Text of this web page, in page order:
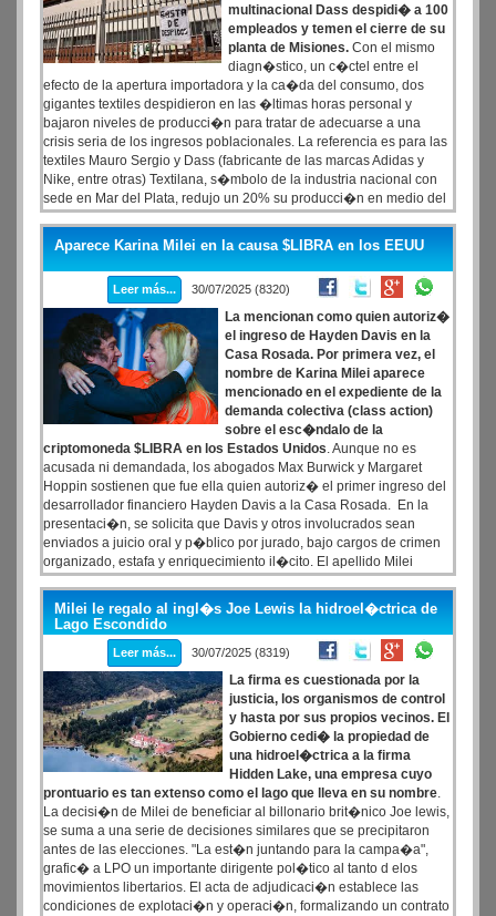
multinacional Dass despidi� a 100
empleados y temen el cierre de su
planta de Misiones. Con el mismo
diagn�stico, un c�ctel entre el
efecto de la apertura importadora y la ca�da del consumo, dos
gigantes textiles despidieron en las �ltimas horas personal y
bajaron niveles de producci�n para tratar de adecuarse a una
crisis seria de los ingresos poblacionales. La referencia es para las
textiles Mauro Sergio y Dass (fabricante de las marcas Adidas y
Nike, entre otras) Textilana, s�mbolo de la industria nacional con
sede en Mar del Plata, redujo un 20% su producci�n en medio del
derrumbe del consumo, despidos masivos y la avanzada de las
importaciones. Ya cerraron 68 pymes textiles en lo que va del a�o.
La emblem�tica marca Mauro Sergio, s�mbolo de la producci�n
textil nacional, enfrenta una de sus peores crisis.
Aparece Karina Milei en la causa $LIBRA en los EEUU
Leer más... 30/07/2025 (8320)
La mencionan como quien autoriz�
el ingreso de Hayden Davis en la
Casa Rosada. Por primera vez, el
nombre de Karina Milei aparece
mencionado en el expediente de la
demanda colectiva (class action)
sobre el esc�ndalo de la
criptomoneda $LIBRA en los Estados Unidos. Aunque no es
acusada ni demandada, los abogados Max Burwick y Margaret
Hoppin sostienen que fue ella quien autoriz� el primer ingreso del
desarrollador financiero Hayden Davis a la Casa Rosada. En la
presentaci�n, se solicita que Davis y otros involucrados sean
enviados a juicio oral y p�blico por jurado, bajo cargos de crimen
organizado, estafa y enriquecimiento il�cito. El apellido Milei
aparece mencionado m�s de 50 veces, ya que, seg�n los
letrados, �el inter�s de los inversores, el volumen de operaciones
y el precio aumentaron en respuesta al anuncio (por el posteo en X)
del presidente Milei�.
Milei le regalo al ingl�s Joe Lewis la hidroel�ctrica de
Lago Escondido
Leer más... 30/07/2025 (8319)
La firma es cuestionada por la
justicia, los organismos de control
y hasta por sus propios vecinos. El
Gobierno cedi� la propiedad de
una hidroel�ctrica a la firma
Hidden Lake, una empresa cuyo
prontuario es tan extenso como el lago que lleva en su nombre.
La decisi�n de Milei de beneficiar al billonario brit�nico Joe lewis,
se suma a una serie de decisiones similares que se precipitaron
antes de las elecciones. "La est�n juntando para la campa�a",
grafic� a LPO un importante dirigente pol�tico al tanto d elos
movimientos libertarios. El acta de adjudicaci�n establece las
condiciones de explotaci�n y operaci�n, formalizando un contrato